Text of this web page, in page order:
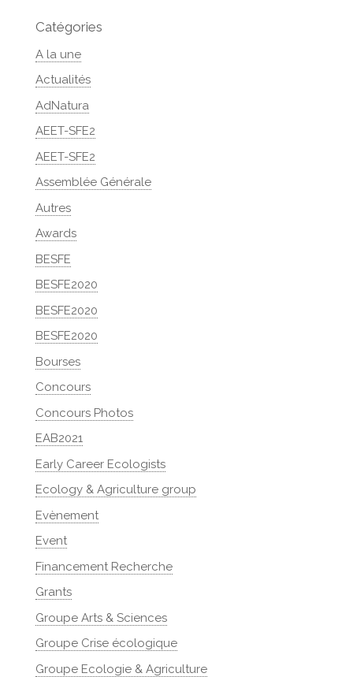
Catégories
A la une
Actualités
AdNatura
AEET-SFE2
AEET-SFE2
Assemblée Générale
Autres
Awards
BESFE
BESFE2020
BESFE2020
BESFE2020
Bourses
Concours
Concours Photos
EAB2021
Early Career Ecologists
Ecology & Agriculture group
Evènement
Event
Financement Recherche
Grants
Groupe Arts & Sciences
Groupe Crise écologique
Groupe Ecologie & Agriculture